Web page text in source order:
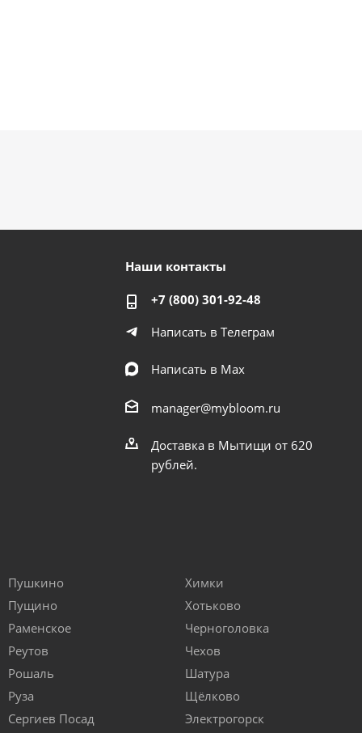
Наши контакты
+7 (800) 301-92-48
Написать в Телеграм
Написать в Мах
manager@mybloom.ru
Доставка в Мытищи от 620
рублей.
Пушкино
Пущино
Раменское
Реутов
Рошаль
Руза
Сергиев Посад
Химки
Хотьково
Черноголовка
Чехов
Шатура
Щёлково
Электрогорск